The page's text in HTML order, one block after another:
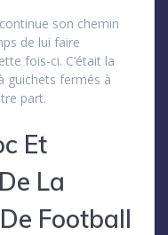
son chemin
de lui faire
fois-ci. C’était la
guichets fermés à
part.
Et
La
Football